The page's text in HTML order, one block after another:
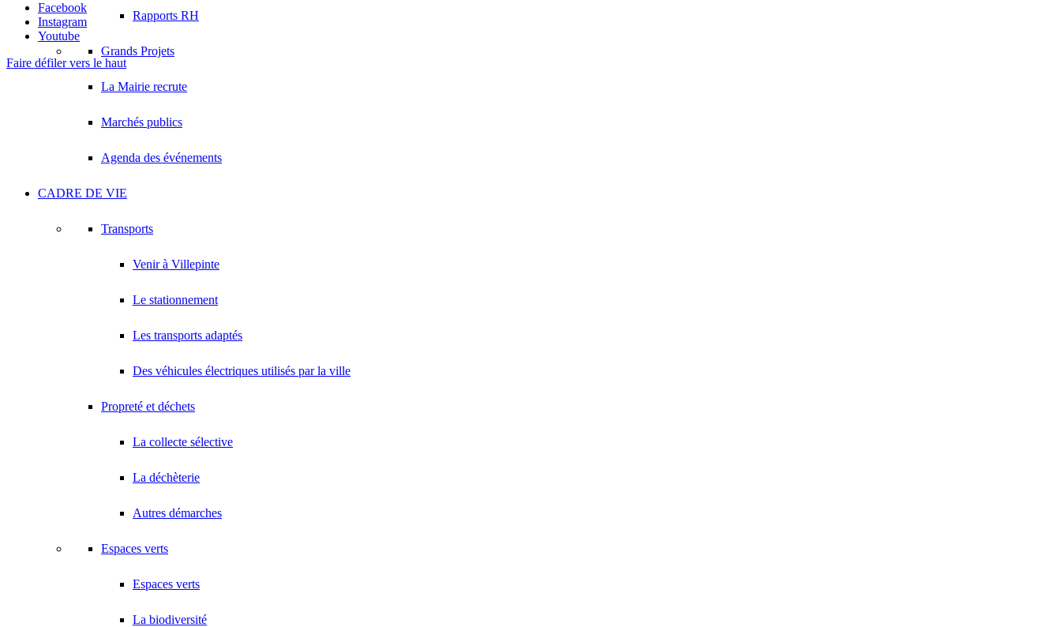
Rapports RH
Grands Projets
La Mairie recrute
Marchés publics
Agenda des événements
CADRE DE VIE
Transports
Venir à Villepinte
Le stationnement
Les transports adaptés
Des véhicules électriques utilisés par la ville
Propreté et déchets
La collecte sélective
La déchèterie
Autres démarches
Espaces verts
Espaces verts
La biodiversité
Facebook
Instagram
Youtube
Faire défiler vers le haut